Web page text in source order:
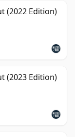
(2022 Edition)
(2023 Edition)